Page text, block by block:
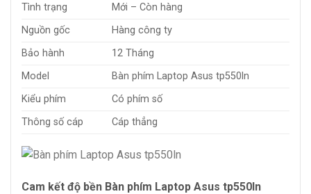
Tình trạng
Mới – Còn hàng
Nguồn gốc
Hàng công ty
Bảo hành
12 Tháng
Model
Bàn phím Laptop Asus tp550ln
Kiểu phím
Có phím số
Thông số cáp
Cáp thẳng
Cam kết độ bền Bàn phím Laptop Asus tp550ln